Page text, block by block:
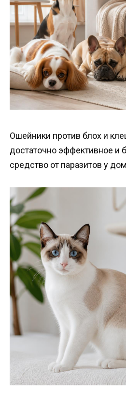
Ошейники против блох и
достаточно эффективное и
средство от паразитов у